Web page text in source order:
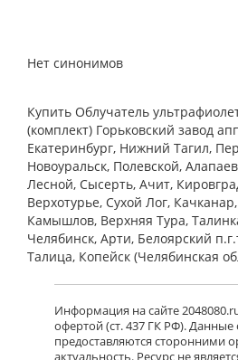
Нет синонимов
Купить Облучатель
(комплект) Горьковский завод
Екатеринбург, Нижний Тагил,
Новоуральск, Полевской,
Лесной, Сысерть, Ачит,
Верхотурье, Сухой Лог,
Камышлов, Верхняя Тура,
Челябинск, Арти, Белоярский
Талица, Копейск (Челябинская
Информация на сайте
офертой (ст. 437 ГК РФ). Данные
предоставляются сторонними
актуальность. Ресурс не